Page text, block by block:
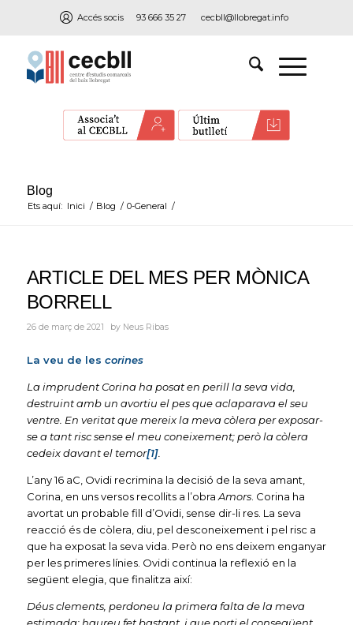
Accés socis 93 666 35 27 cecbll@llobregat.info
Blog
Ets aquí: Inici / Blog / 0-General /
ARTICLE DEL MES PER MÒNICA
BORRELL
26 de març de 2021 by Neus Ribas
La veu de les corines
La imprudent Corina ha posat en perill la seva vida,
destruint amb un avortiu el pes que aclaparava el seu
ventre. En veritat que mereix la meva còlera per exposar-
se a tant risc sense el meu coneixement; però la còlera
cedeix davant el temor[1].
L’any 16 aC, Ovidi recrimina la decisió de la seva amant,
Corina, en uns versos recollits a l’obra Amors. Corina ha
avortat un probable fill d’Ovidi, sense dir-li res. La seva
reacció és de còlera, diu, pel desconeixement i pel risc a
que ha exposat la seva vida. Però no ens deixem enganyar
per les primeres línies. Ovidi continua la reflexió en la
següent elegia, que finalitza així:
Déus clements, perdoneu la primera falta de la meva
estimada; haureu fet bastant, i que porti el conseqüent